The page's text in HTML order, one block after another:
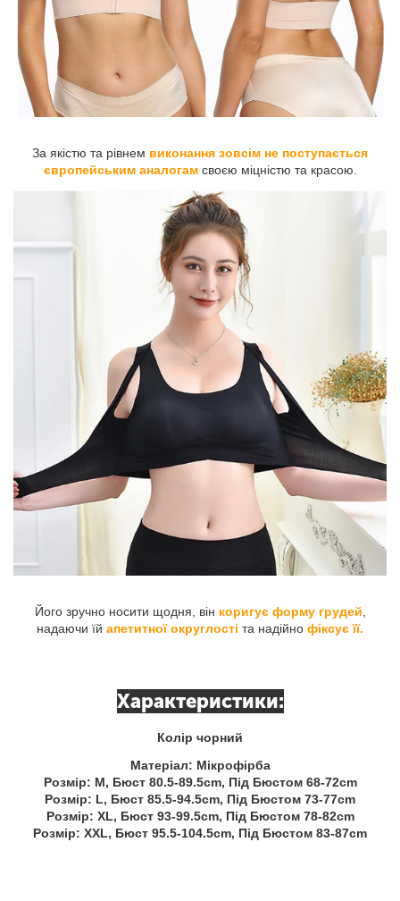
За якістю та рівнем виконання зовсім не поступається
європейським аналогамсвоєю міцністю та красою.
Його зручно носити щодня, він коригує форму грудей
надаючи їй апетитної округлості та надійно фіксує її.
Характеристики:
Колір чорний
Матеріал: Мікрофірба
Розмір: M, Бюст 80.5-89.5cm, Під Бюстом 68-72cm
Розмір: L, Бюст 85.5-94.5cm, Під Бюстом 73-77cm
Розмір: XL, Бюст 93-99.5cm, Під Бюстом 78-82cm
Розмір: XXL, Бюст 95.5-104.5cm, Під Бюстом 83-87cm